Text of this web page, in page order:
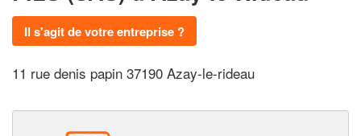
Il s'agit de votre entreprise ?
11 rue denis papin 37190 Azay-le-rideau